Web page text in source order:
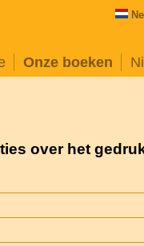
Onze boeken
over het